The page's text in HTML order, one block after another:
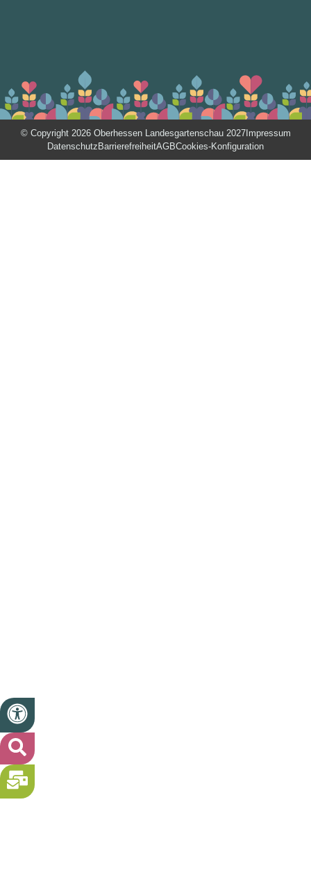
© Copyright 2026 Oberhessen Landesgartenschau 2027Impressum
Datenschutz BarrierefreiheitAGBCookies-Konfiguration